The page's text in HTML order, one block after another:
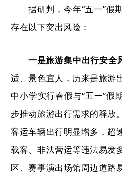
据研判，今年“五一”假
存在以下突出风险：
一是旅游集中出行安全
适、景色宜人，历来是旅游
中小学实行春假与“五一”假
步推动旅游出行需求的释放
客运车辆出行明显增多，超
载客、非法营运等违法易发
区、赛事演出场馆周边道路